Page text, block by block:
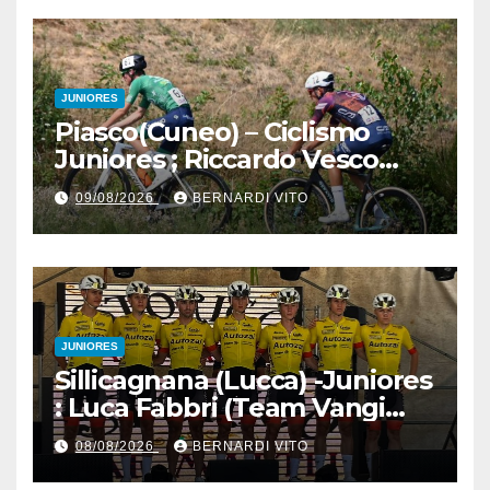
JUNIORES
Piasco(Cuneo) – Ciclismo
Juniores ; Riccardo Vesco
(Guerrini-Senaghese) al
fotofinish su Gugnino (UC
Piasco) e Jedrysek (SC
Fagnano Nuova)
09/08/2026 BERNARDI VITO
JUNIORES
Sillicagnana (Lucca) -Juniores
: Luca Fabbri (Team Vangi
Tommasini) vince il “Gran
Premio Garfagnana –
08/08/2026 BERNARDI VITO